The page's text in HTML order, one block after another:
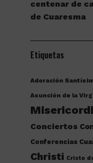
centenar de
de Cuaresma
Etiquetas
Adoración
Asunción de la
Conciertos
Conferencias
Christi Cristo